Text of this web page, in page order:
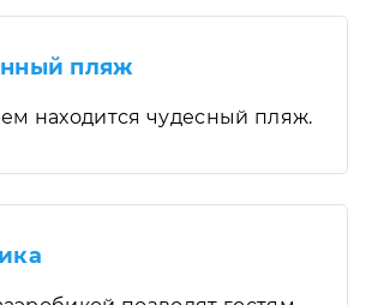
пляж
находится чудесный пляж.